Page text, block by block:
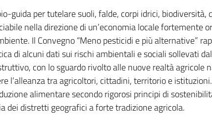
guida per tutelare suoli, falde, corpi idrici, biodiversità,
nella direzione di un’economia locale fortemente
Il Convegno “Meno pesticidi e più alternative”
di alcuni dati sui rischi ambientali e sociali sollevati
con lo sguardo rivolto alle nuove realtà agricole
tra agricoltori, cittadini, territorio e istituzioni.
alimentare secondo rigorosi principi di
dei distretti geografici a forte tradizione agricola.